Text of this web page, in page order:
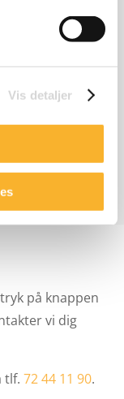
Vis detaljer
på knappen
vi dig
tlf. 72 44 11 90.